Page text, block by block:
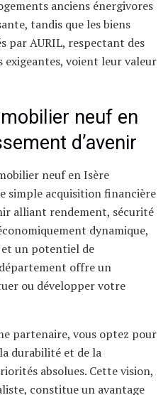
anciens énergivores
tandis que les biens
par AURIL, respectant des
voient leur valeur
neuf en
d’avenir
neuf en Isère
simple acquisition financière
alliant rendement, sécurité
dynamique,
et un potentiel de
offre un
ou développer votre
partenaire, vous optez pour
durabilité et de la
absolues. Cette vision,
constitue un avantage